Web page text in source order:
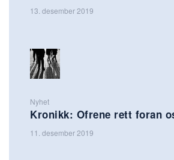
13. desember 2019
Nyhet
Kronikk: Ofrene rett foran
11. desember 2019